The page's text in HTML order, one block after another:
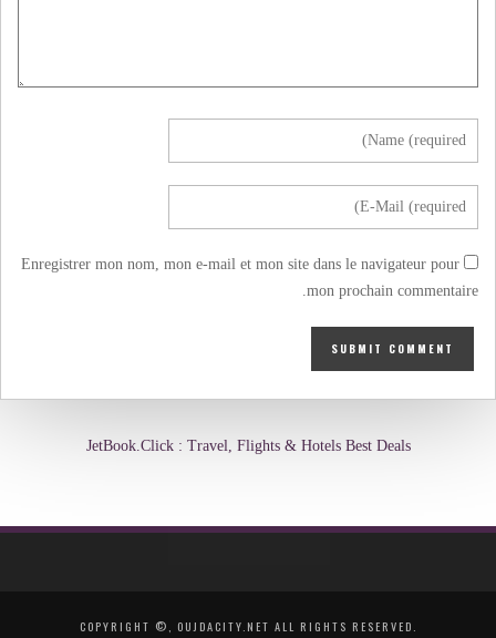
Enregistrer mon nom, mon e-mail et mon site dans le navigateur pour
mon prochain commentaire.
JetBook.Click : Travel, Flights & Hotels Best Deals
COPYRIGHT ©, OUJDACITY.NET ALL RIGHTS RESERVED.